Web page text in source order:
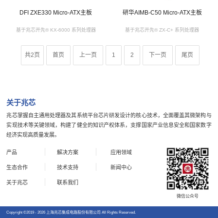
DFI ZXE330 Micro-ATX主板
基于兆芯开先® KX-6000 系列处理器
研华AIMB-C50 Micro-ATX主板
基于兆芯开先® ZX-C+ 系列处理器
共2页 首页 上一页 1 2 下一页 尾页
关于兆芯
兆芯掌握自主通用处理器及其系统平台芯片研发设计的核心技术，全面覆盖其微架构与
实现技术等关键领域，构建了健全的知识产权体系，支撑国家产业信息安全和国家数字
经济实现高质量发展。
产品 解决方案 应用领域
生态合作 技术支持 新闻中心
关于兆芯 联系我们
微信公众号
Copyright ©2019 - 2026 上海兆芯集成电路股份有限公司 All Rights Reserved.